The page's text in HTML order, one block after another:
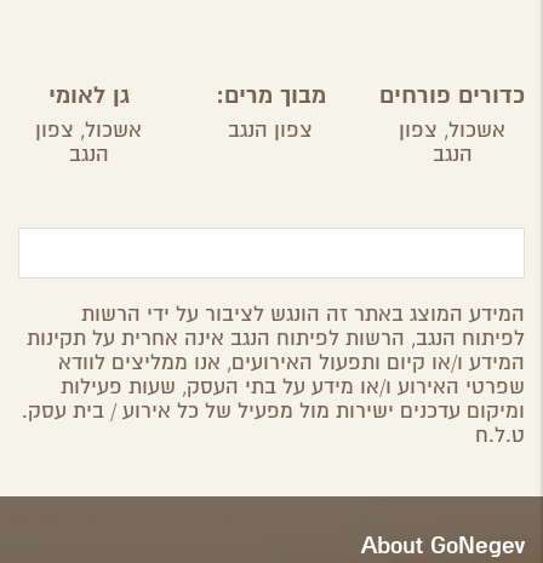
כדורים פורחים
ברוחמה
אשכול, צפון
הנגב
מבוך מרים:
בשביל
הבשמים
משה
צפון הנגב
גן לאומי
אשכול
אשכול, צפון
הנגב
המידע המוצג באתר זה הונגש לציבור על ידי הרשות
לפיתוח הנגב, הרשות לפיתוח הנגב אינה אחרית על תקינות
המידע ו/או קיום ותפעול האירועים, אנו ממליצים לוודא
שפרטי האירוע ו/או מידע על בתי העסק, שעות פעילות
ומיקום עדכנים ישירות מול מפעיל של כל אירוע / בית עסק.
ט.ל.ח
About GoNegev